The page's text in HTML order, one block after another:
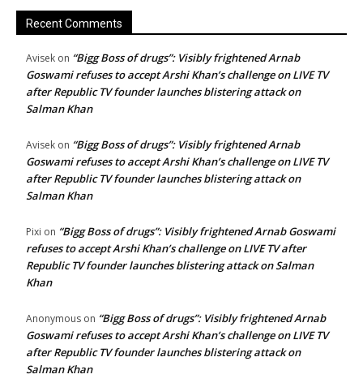
Recent Comments
Avisek on “Bigg Boss of drugs”: Visibly frightened Arnab
Goswami refuses to accept Arshi Khan’s challenge on LIVE TV
after Republic TV founder launches blistering attack on
Salman Khan
Avisek on “Bigg Boss of drugs”: Visibly frightened Arnab
Goswami refuses to accept Arshi Khan’s challenge on LIVE TV
after Republic TV founder launches blistering attack on
Salman Khan
Pixi on “Bigg Boss of drugs”: Visibly frightened Arnab Goswami
refuses to accept Arshi Khan’s challenge on LIVE TV after
Republic TV founder launches blistering attack on Salman
Khan
Anonymous on “Bigg Boss of drugs”: Visibly frightened Arnab
Goswami refuses to accept Arshi Khan’s challenge on LIVE TV
after Republic TV founder launches blistering attack on
Salman Khan